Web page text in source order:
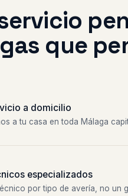
que
a domicilio
a tu casa en toda Málaga
especializados
por tipo de avería, no un